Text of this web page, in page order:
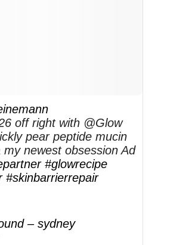
off right with @Glow
pear peptide mucin
my newest obsession Ad
#glowrecipe
#skinbarrierrepair
– sydney